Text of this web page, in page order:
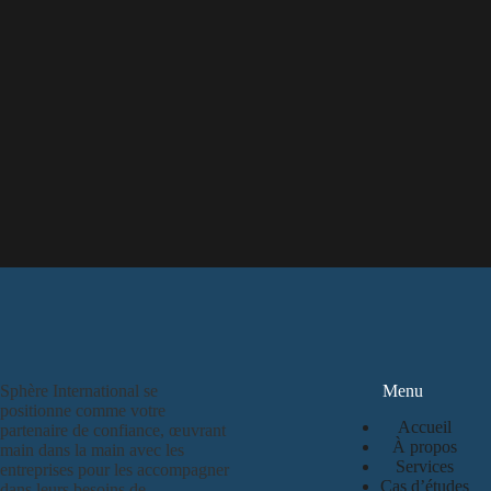
Sphère International se
positionne comme votre
partenaire de confiance, œuvrant
main dans la main avec les
entreprises pour les accompagner
Menu
Accueil
À propos
Services
Cas d’études